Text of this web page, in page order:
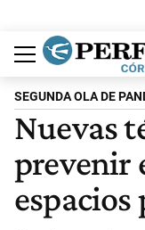
Política
Economía
Judiciales
Sociedad
Cultura
Espectáculos
Deportes
Protagonistas
SEGUNDA OLA DE
Nuevas
prevenir